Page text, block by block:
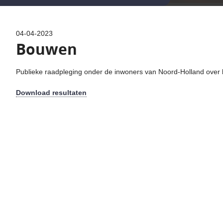
04-04-2023
Bouwen
Publieke raadpleging onder de inwoners van Noord-Holland over
Download resultaten